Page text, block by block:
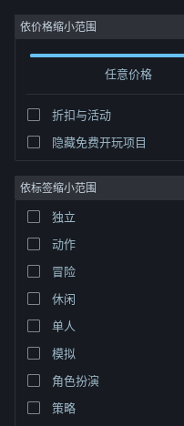
登录
关于
客服
依价格缩小范围
任意价格
折扣与活动
隐藏免费开玩项目
依标签缩小范围
独立
动作
冒险
休闲
单人
模拟
角色扮演
策略
不可思议迷宫
排序依据 相关性
2 个匹配的搜索结果。